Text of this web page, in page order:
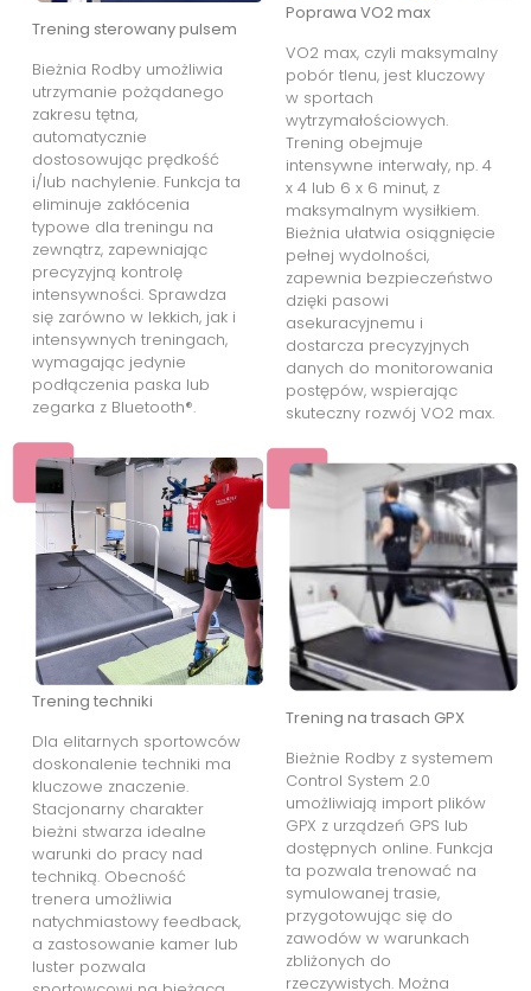
Trening sterowany pulsem
Bieżnia Rodby umożliwia
utrzymanie pożądanego
zakresu tętna,
automatycznie
dostosowując prędkość
i/lub nachylenie. Funkcja ta
eliminuje zakłócenia
typowe dla treningu na
zewnątrz, zapewniając
precyzyjną kontrolę
intensywności. Sprawdza
się zarówno w lekkich, jak i
intensywnych treningach,
wymagając jedynie
podłączenia paska lub
zegarka z Bluetooth®.
Poprawa VO2 max
VO2 max, czyli maksymalny
pobór tlenu, jest kluczowy
w sportach
wytrzymałościowych.
Trening obejmuje
intensywne interwały, np. 4
x 4 lub 6 x 6 minut, z
maksymalnym wysiłkiem.
Bieżnia ułatwia osiągnięcie
pełnej wydolności,
zapewnia bezpieczeństwo
dzięki pasowi
asekuracyjnemu i
dostarcza precyzyjnych
danych do monitorowania
postępów, wspierając
skuteczny rozwój VO2 max.
Trening techniki
Dla elitarnych sportowców
doskonalenie techniki ma
kluczowe znaczenie.
Stacjonarny charakter
bieżni stwarza idealne
warunki do pracy nad
techniką. Obecność
trenera umożliwia
natychmiastowy feedback,
a zastosowanie kamer lub
luster pozwala
Trening na trasach GPX
Bieżnie Rodby z systemem
Control System 2.0
umożliwiają import plików
GPX z urządzeń GPS lub
dostępnych online. Funkcja
ta pozwala trenować na
symulowanej trasie,
przygotowując się do
zawodów w warunkach
zbliżonych do
rzeczywistych. Można